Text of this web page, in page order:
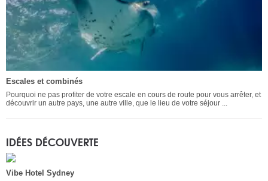
Escales et combinés
Pourquoi ne pas profiter de votre escale en cours de route pour vous arrêter, et
découvrir un autre pays, une autre ville, que le lieu de votre séjour ...
IDÉES DÉCOUVERTE
Vibe Hotel Sydney